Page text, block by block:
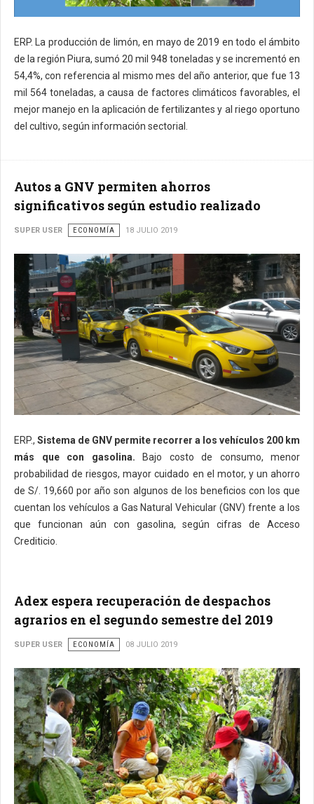
ERP. La producción de limón, en mayo de 2019 en todo el ámbito
de la región Piura, sumó 20 mil 948 toneladas y se incrementó en
54,4%, con referencia al mismo mes del año anterior, que fue 13
mil 564 toneladas, a causa de factores climáticos favorables, el
mejor manejo en la aplicación de fertilizantes y al riego oportuno
del cultivo, según información sectorial.
Autos a GNV permiten ahorros
significativos según estudio realizado
SUPER USER ECONOMÍA 18 JULIO 2019
ERP., Sistema de GNV permite recorrer a los vehículos 200 km
más que con gasolina. Bajo costo de consumo, menor
probabilidad de riesgos, mayor cuidado en el motor, y un ahorro
de S/. 19,660 por año son algunos de los beneficios con los que
cuentan los vehículos a Gas Natural Vehicular (GNV) frente a los
que funcionan aún con gasolina, según cifras de Acceso
Crediticio.
Adex espera recuperación de despachos
agrarios en el segundo semestre del 2019
SUPER USER ECONOMÍA 08 JULIO 2019